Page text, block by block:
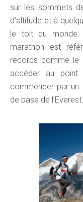
sur les sommets
d’altitude et à
le toit du monde.
marathon est
records comme le
accéder au point
commencer par un
de base de l’Everest.